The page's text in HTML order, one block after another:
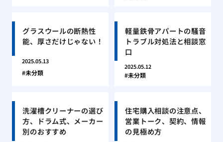
グラスウールの断熱性
能、厚さだけじゃない！
2025.05.13
未分類
軽量鉄骨アパートの騒音
トラブル対処法と相談窓
口
2025.05.12
未分類
洗濯槽クリーナーの選び
方、ドラム式、メーカー
別のおすすめ
住宅購入相談の注意点、
営業トーク、契約、情報
の見極め方